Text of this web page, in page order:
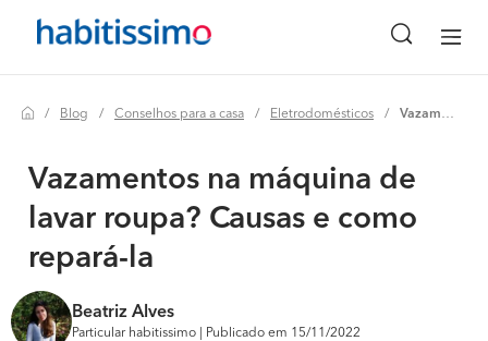
Blog Conselhos para a casa Eletrodomésticos Vazamentos na máquina de lavar roupa? causas e como repará-la
Vazamentos na máquina de
lavar roupa? Causas e como
repará-la
Beatriz Alves
Particular habitissimo | Publicado em 15/11/2022